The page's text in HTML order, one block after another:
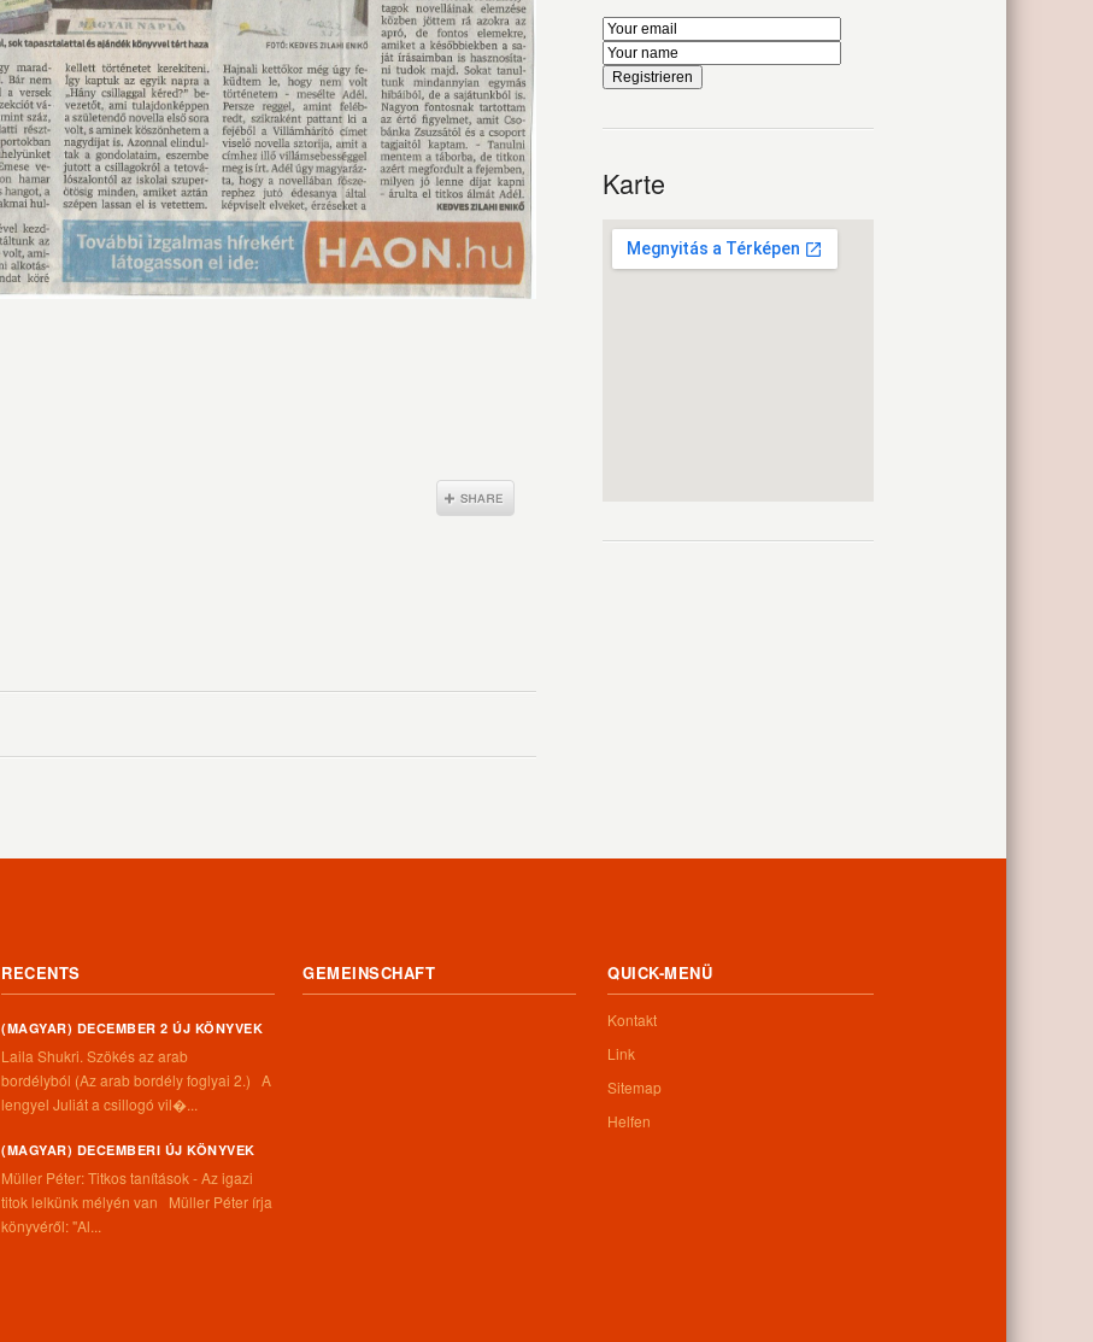
Karte
RECENTS
(MAGYAR) DECEMBER 2 ÚJ KÖNYVEK
Laila Shukri. Szökés ​az arab
bordélyból (Az arab bordély foglyai 2.) A
lengyel Juliát a csillogó vil�...
(MAGYAR) DECEMBERI ÚJ KÖNYVEK
Müller Péter: Titkos tanítások - Az igazi
titok lelkünk mélyén van Müller Péter írja
könyvéről: "Al...
GEMEINSCHAFT QUICK-MENÜ
Kontakt
Link
Sitemap
Helfen